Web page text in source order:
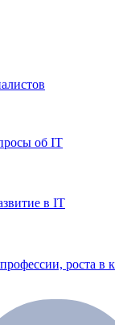
об IT
в IT
роста в